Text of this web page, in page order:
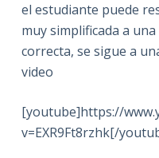
el estudiante puede
muy simplificada a
correcta, se sigue a
video
[youtube]https://
v=EXR9Ft8rzhk[/